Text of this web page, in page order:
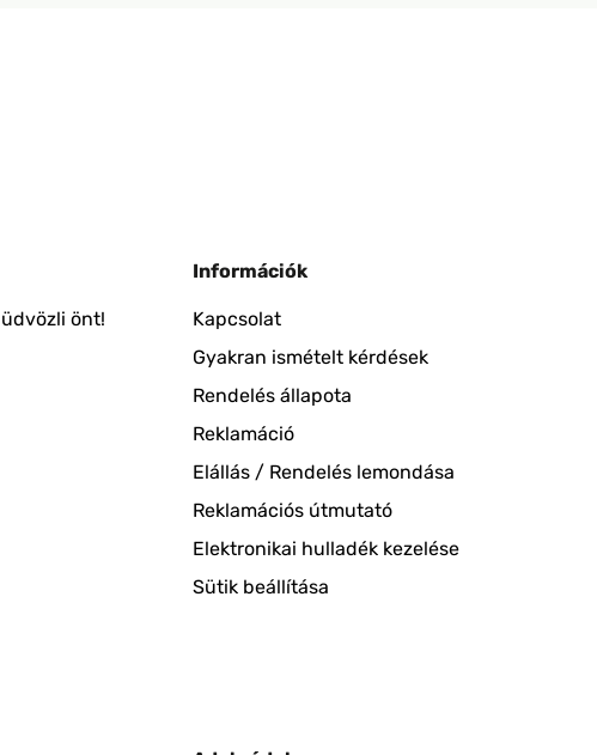
önt!
Információk
Kapcsolat
Gyakran ismételt kérdések
Rendelés állapota
Reklamáció
Elállás / Rendelés lemondása
Reklamációs útmutató
Elektronikai hulladék kezelése
Sütik beállítása